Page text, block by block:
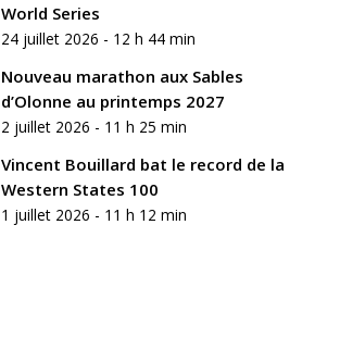
Nom
*
mail
*
World Series
24 juillet 2026 - 12 h 44 min
Nouveau marathon aux Sables
d’Olonne au printemps 2027
2 juillet 2026 - 11 h 25 min
Vincent Bouillard bat le record de la
Western States 100
1 juillet 2026 - 11 h 12 min